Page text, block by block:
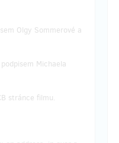
Olgy Sommerové a
Michaela
stránce filmu.